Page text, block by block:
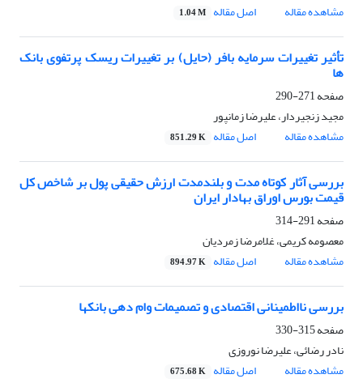
مشاهده مقاله
اصل مقاله 1.04 M
تأثیر تغییرات سرمایه بافر (حایل) بر تغییرات ریسک پرتفوی بانک
ها
صفحه271-290
مجید زنجیردار، علیرضا زمانپور
مشاهده مقاله
اصل مقاله 851.29 K
بررسی آثار کوتاه مدت و بلندمدت ارزش حقیقی پول بر شاخص کل
قیمت بورس اوراق بهادار ایران
صفحه291-314
معصومه کریمی، غلامرضا زمردیان
مشاهده مقاله
اصل مقاله 894.97 K
بررسی نااطمینانی اقتصادی و تصمیمات وام دهی بانکها
صفحه315-330
نادر رضائی، علیرضا نوروزی
مشاهده مقاله
اصل مقاله 675.68 K